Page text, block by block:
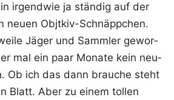
irgend­wie ja stän­dig auf der
neu­en Objtkiv-Schnäpp­chen.
Jäger und Samm­ler gewor­
mal ein paar Mona­te kein neu­
Ob ich das dann brau­che steht
Blatt. Aber zu einem tol­len